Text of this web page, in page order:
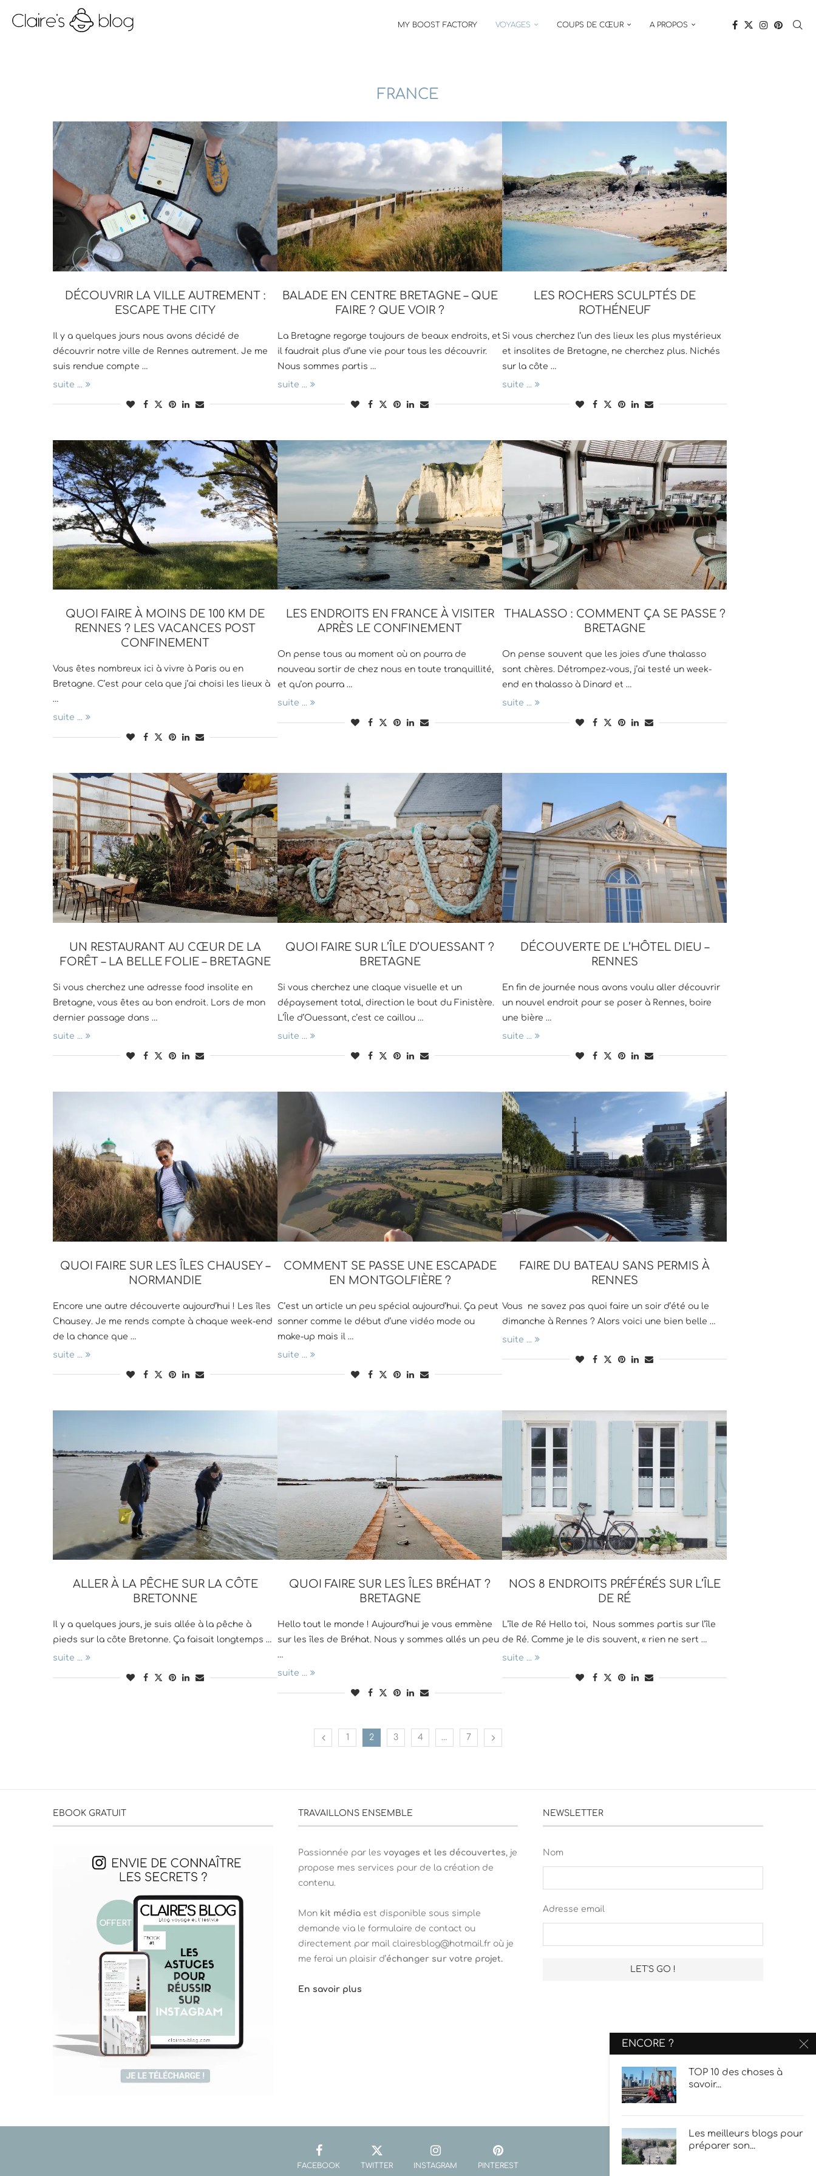
MY BOOST FACTORY VOYAGES COUPS DE CŒUR A PROPOS
FRANCE
DÉCOUVRIR LA VILLE AUTREMENT :
ESCAPE THE CITY
Il y a quelques jours nous avons décidé de
découvrir notre ville de Rennes autrement. Je me
suis rendue compte …
suite ...
BALADE EN CENTRE BRETAGNE – QUE
FAIRE ? QUE VOIR ?
La Bretagne regorge toujours de beaux endroits, et
il faudrait plus d’une vie pour tous les découvrir.
Nous sommes partis …
suite ...
LES ROCHERS SCULPTÉS DE
ROTHÉNEUF
Si vous cherchez l’un des lieux les plus mystérieux
et insolites de Bretagne, ne cherchez plus. Nichés
sur la côte …
suite ...
QUOI FAIRE À MOINS DE 100 KM DE
RENNES ? LES VACANCES POST
CONFINEMENT
Vous êtes nombreux ici à vivre à Paris ou en
Bretagne. C’est pour cela que j’ai choisi les lieux à
…
suite ...
LES ENDROITS EN FRANCE À VISITER
APRÈS LE CONFINEMENT
On pense tous au moment où on pourra de
nouveau sortir de chez nous en toute tranquillité,
et qu’on pourra …
suite ...
THALASSO : COMMENT ÇA SE PASSE ?
BRETAGNE
On pense souvent que les joies d’une thalasso
sont chères. Détrompez-vous, j’ai testé un week-
end en thalasso à Dinard et …
suite ...
UN RESTAURANT AU CŒUR DE LA
FORÊT – LA BELLE FOLIE – BRETAGNE
Si vous cherchez une adresse food insolite en
Bretagne, vous êtes au bon endroit. Lors de mon
dernier passage dans …
suite ...
QUOI FAIRE SUR L’ÎLE D’OUESSANT ?
BRETAGNE
Si vous cherchez une claque visuelle et un
dépaysement total, direction le bout du Finistère.
L’Île d’Ouessant, c’est ce caillou …
suite ...
DÉCOUVERTE DE L’HÔTEL DIEU –
RENNES
En fin de journée nous avons voulu aller découvrir
un nouvel endroit pour se poser à Rennes, boire
une bière …
suite ...
QUOI FAIRE SUR LES ÎLES CHAUSEY –
NORMANDIE
Encore une autre découverte aujourd’hui ! Les îles
Chausey. Je me rends compte à chaque week-end
de la chance que …
suite ...
COMMENT SE PASSE UNE ESCAPADE
EN MONTGOLFIÈRE ?
C’est un article un peu spécial aujourd’hui. Ça peut
sonner comme le début d’une vidéo mode ou
make-up mais il …
suite ...
FAIRE DU BATEAU SANS PERMIS À
RENNES
Vous ne savez pas quoi faire un soir d’été ou le
dimanche à Rennes ? Alors voici une bien belle …
suite ...
ALLER À LA PÊCHE SUR LA CÔTE
BRETONNE
Il y a quelques jours, je suis allée à la pêche à
pieds sur la côte Bretonne. Ça faisait longtemps …
suite ...
QUOI FAIRE SUR LES ÎLES BRÉHAT ?
BRETAGNE
Hello tout le monde ! Aujourd’hui je vous emmène
sur les îles de Bréhat. Nous y sommes allés un peu
…
suite ...
NOS 8 ENDROITS PRÉFÉRÉS SUR L’ÎLE
DE RÉ
L’île de Ré Hello toi, Nous sommes partis sur l’île
de Ré. Comme je le dis souvent, « rien ne sert …
suite ...
1 2 3 4 … 7
EBOOK GRATUIT TRAVAILLONS ENSEMBLE
Passionnée par les voyages et les découvertes, je
propose mes services pour de la création de
contenu.
Mon kit médiaest disponible sous simple
demande via le formulaire de contact ou
directement par mail clairesblog@hotmail.fr où je
me ferai un plaisir d’échanger sur votre projet.
En savoir plus
NEWSLETTER
Nom
Adresse email
FACEBOOK TWITTER INSTAGRAM PINTEREST
ENCORE ?
TOP 10 des choses à
savoir...
Les meilleurs blogs pour
préparer son...